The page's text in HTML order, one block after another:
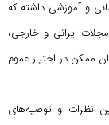
و آموزشی داشته که
ایرانی و خارجی،
ممکن در اختیار عموم
نظرات و توصیه‌های